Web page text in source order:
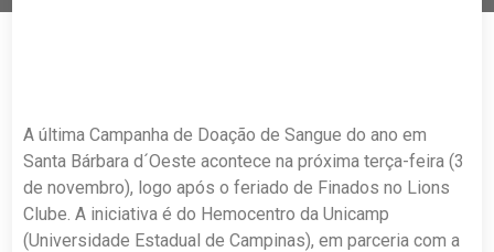
A última Campanha de Doação de Sangue do ano em
Santa Bárbara d´Oeste acontece na próxima terça-feira (3
de novembro), logo após o feriado de Finados no Lions
Clube. A iniciativa é do Hemocentro da Unicamp
(Universidade Estadual de Campinas), em parceria com a